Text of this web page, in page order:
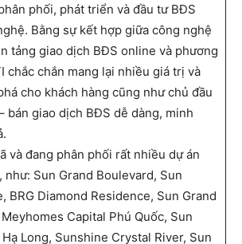
bán giao dịch BĐS dễ dàng, minh
và đang phân phối rất nhiều dự án
Sun Grand Boulevard, Sun
BRG Diamond Residence, Sun Grand
Capital Phú Quốc, Sun
Long, Sunshine Crystal River, Sun
Edition, Sun Grand City Hillside
Nha Trang…
www.facebook.com/retiproptech
6898